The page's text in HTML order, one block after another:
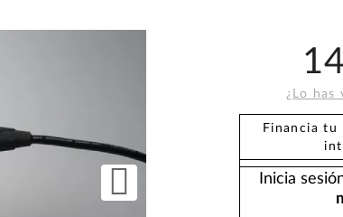
¿Lo has
Financia tu
Inicia